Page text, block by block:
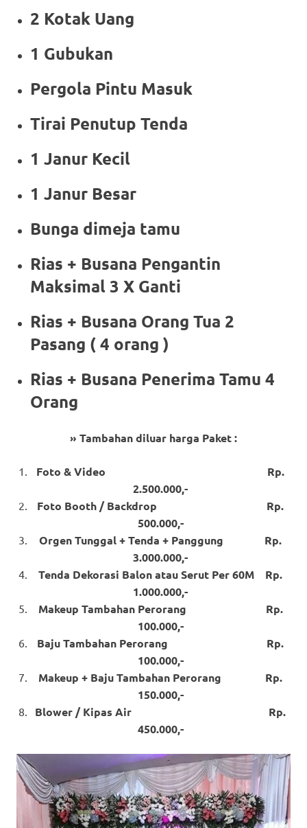
2 Kotak Uang
1 Gubukan
Pergola Pintu Masuk
Tirai Penutup Tenda
1 Janur Kecil
1 Janur Besar
Bunga dimeja tamu
Rias + Busana Pengantin
Maksimal 3 X Ganti
Rias + Busana Orang Tua 2
Pasang ( 4 orang )
Rias + Busana Penerima Tamu 4
Orang
» Tambahan diluar harga Paket :
Foto & Video Rp.
2.500.000,-
Foto Booth / Backdrop Rp.
500.000,-
Orgen Tunggal + Tenda + Panggung Rp.
3.000.000,-
Tenda Dekorasi Balon atau Serut Per 60M Rp.
1.000.000,-
Makeup Tambahan Perorang Rp.
100.000,-
Baju Tambahan Perorang Rp.
100.000,-
Makeup + Baju Tambahan Perorang Rp.
150.000,-
Blower / Kipas Air Rp.
450.000,-